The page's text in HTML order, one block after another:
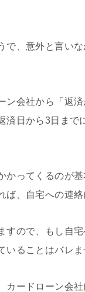
、意外と言い
会社から「返
日から3日まで
ってくるのが
、自宅への連絡
ので、もし自
ることはバレま
ードローン会